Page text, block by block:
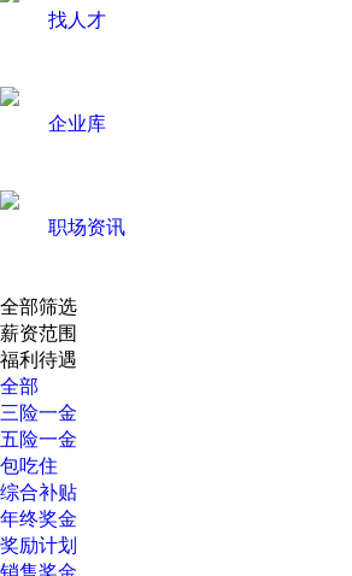
找人才
企业库
职场资讯
全部筛选
薪资范围
福利待遇
全部
三险一金
五险一金
包吃住
综合补贴
年终奖金
奖励计划